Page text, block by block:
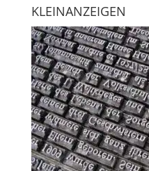
KLEINANZEIGEN